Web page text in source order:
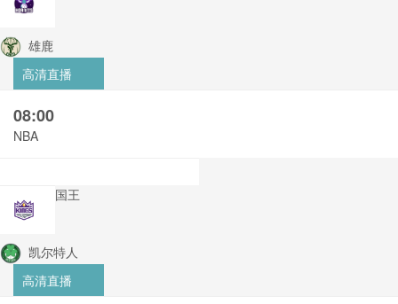
雄鹿
高清直播
08:00
NBA
国王
凯尔特人
高清直播